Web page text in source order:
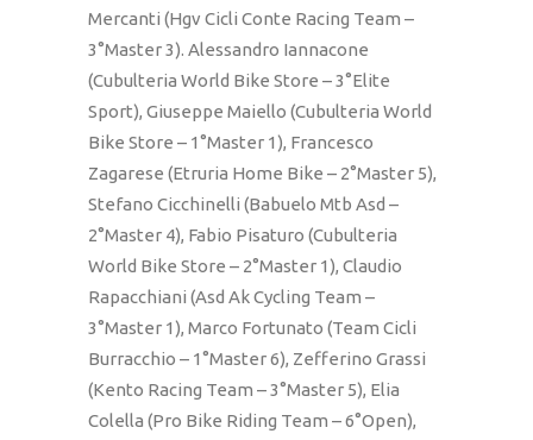
Mercanti (Hgv Cicli Conte Racing Team –
3°Master 3). Alessandro Iannacone
(Cubulteria World Bike Store – 3°Elite
Sport), Giuseppe Maiello (Cubulteria World
Bike Store – 1°Master 1), Francesco
Zagarese (Etruria Home Bike – 2°Master 5),
Stefano Cicchinelli (Babuelo Mtb Asd –
2°Master 4), Fabio Pisaturo (Cubulteria
World Bike Store – 2°Master 1), Claudio
Rapacchiani (Asd Ak Cycling Team –
3°Master 1), Marco Fortunato (Team Cicli
Burracchio – 1°Master 6), Zefferino Grassi
(Kento Racing Team – 3°Master 5), Elia
Colella (Pro Bike Riding Team – 6°Open),